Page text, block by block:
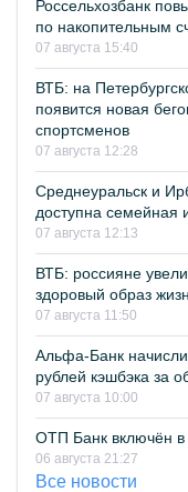
Россельхозбанк
по накопительным
07 августа 15:40
ВТБ: на
появится новая
спортсменов
07 августа 12:28
Среднеуральск и
доступна семейная
07 августа 12:13
ВТБ: россияне
здоровый образ
07 августа 11:50
Альфа-Банк
рублей кэшбэка за
07 августа 10:00
ОТП Банк включён
06 августа 21:27
Все новости